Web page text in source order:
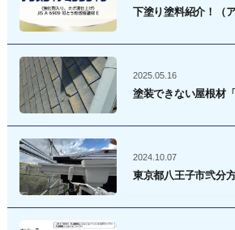
下塗り塗料紹介！（
2025.05.16
塗装できない屋根材
2024.10.07
東京都八王子市弐分